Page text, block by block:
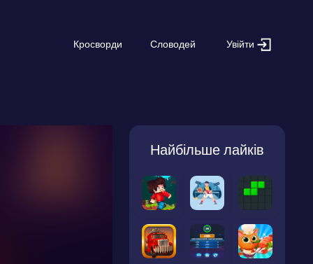
Кросворди Словодей Увійти
Найбільше лайків